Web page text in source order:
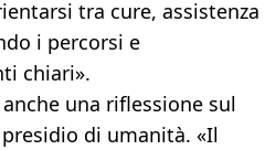
tra cure, assistenza
i percorsi e
chiari».
una riflessione sul
di umanità. «Il